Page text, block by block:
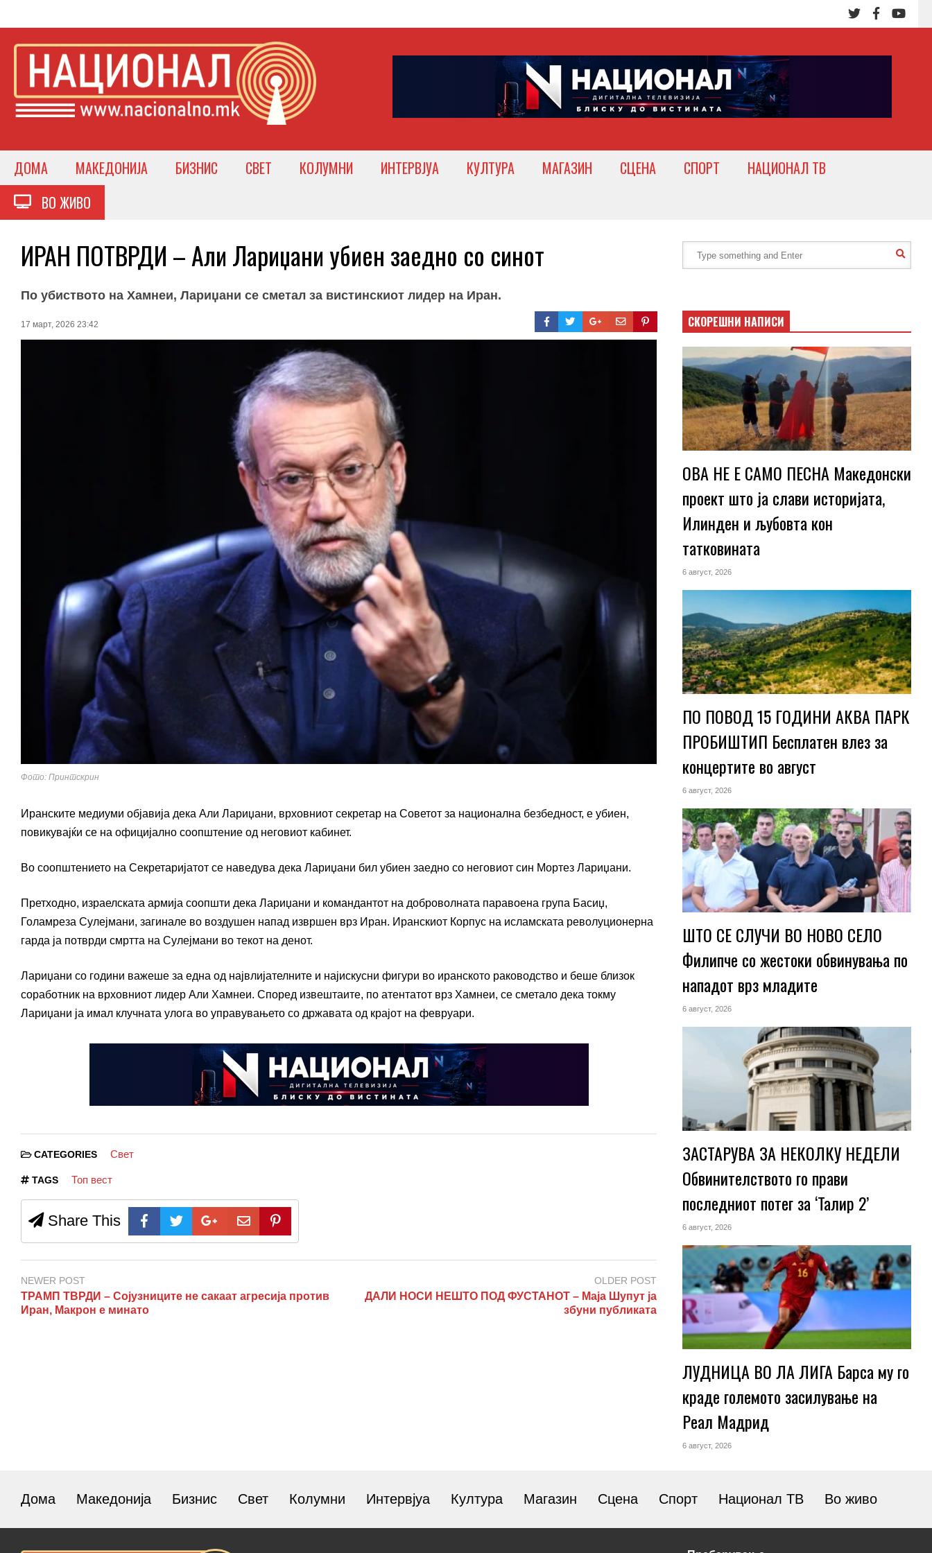
ДОМА МАКЕДОНИЈА БИЗНИС СВЕТ КОЛУМНИ ИНТЕРВЈУА КУЛТУРА МАГАЗИН СЦЕНА СПОРТ
НАЦИОНАЛ ТВ
ВО ЖИВО
ИРАН ПОТВРДИ – Али Лариџани убиен заедно со синот
По убиството на Хамнеи, Лариџани се сметал за вистинскиот лидер на Иран.
17 март, 2026 23:42
Фото: Принтскрин
Иранските медиуми објавија дека Али Лариџани, врховниот секретар на Советот за национална безбедност, е убиен,
повикувајќи се на официјално соопштение од неговиот кабинет.
Во соопштението на Секретаријатот се наведува дека Лариџани бил убиен заедно со неговиот син Мортез Лариџани.
Претходно, израелската армија соопшти дека Лариџани и командантот на доброволната паравоена група Басиџ,
Голамреза Сулејмани, загинале во воздушен напад извршен врз Иран. Иранскиот Корпус на исламската револуционерна
гарда ја потврди смртта на Сулејмани во текот на денот.
Лариџани со години важеше за една од највлијателните и најискусни фигури во иранското раководство и беше близок
соработник на врховниот лидер Али Хамнеи. Според извештаите, по атентатот врз Хамнеи, се сметало дека токму
Лариџани ја имал клучната улога во управувањето со државата од крајот на февруари.
CATEGORIES Свет
TAGS Топ вест
Share This
NEWER POST
ТРАМП ТВРДИ – Сојузниците не сакаат агресија против
Иран, Макрон е минато
OLDER POST
ДАЛИ НОСИ НЕШТО ПОД ФУСТАНОТ – Маја Шупут ја
збуни публиката
СКОРЕШНИ НАПИСИ
ОВА НЕ Е САМО ПЕСНА Македонски
проект што ја слави историјата,
Илинден и љубовта кон
татковината
6 август, 2026
ПО ПОВОД 15 ГОДИНИ АКВА ПАРК
ПРОБИШТИП Бесплатен влез за
концертите во август
6 август, 2026
ШТО СЕ СЛУЧИ ВО НОВО СЕЛО
Филипче со жестоки обвинувања по
нападот врз младите
6 август, 2026
ЗАСТАРУВА ЗА НЕКОЛКУ НЕДЕЛИ
Обвинителството го прави
последниот потег за ‘Талир 2’
6 август, 2026
ЛУДНИЦА ВО ЛА ЛИГА Барса му го
краде големото засилување на
Реал Мадрид
6 август, 2026
Дома Македонија Бизнис Свет Колумни Интервјуа Култура Магазин Сцена Спорт Национал ТВ Во живо